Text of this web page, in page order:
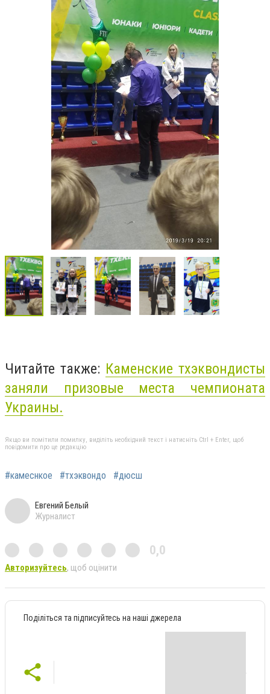
Читайте также: Каменские тхэквондисты
заняли призовые места чемпионата
Украины.
Якщо ви помітили помилку, виділіть необхідний текст і натисніть Ctrl + Enter, щоб
повідомити про це редакцію
#камеснкое #тхэквондо #дюсш
Евгений Белый
Журналист
0,0
Авторизуйтесь, щоб оцінити
Поділіться та підписуйтесь на наші джерела